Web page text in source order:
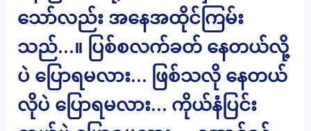
သော်လည်း အနေအထိုင်ကြမ်း
သည်…။ ပြစ်စလက်ခတ် နေတယ်လို့
ပဲ ပြောရမလား… ဖြစ်သလို နေတယ်
လိုပဲ ပြောရမလား… ကိုယ်နံပြင်း